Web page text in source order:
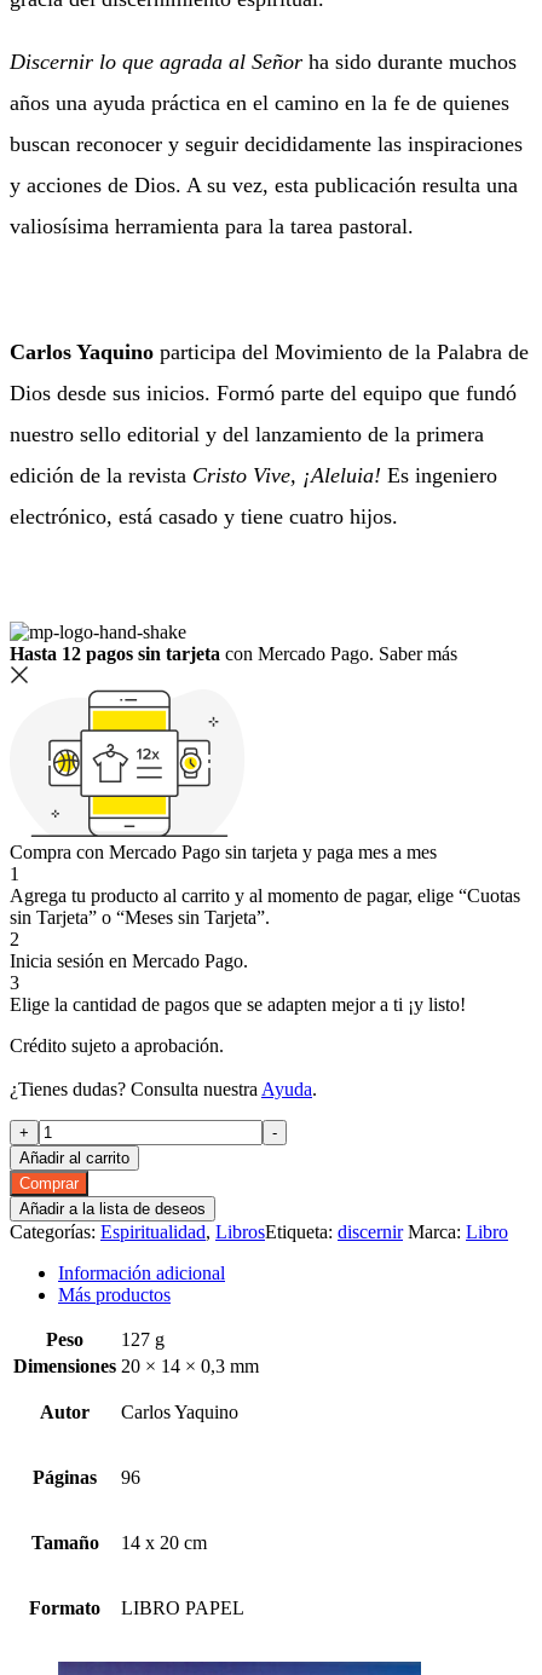
Discernir lo que agrada al Señor ha sido durante muchos
años una ayuda práctica en el camino en la fe de quienes
buscan reconocer y seguir decididamente las inspiraciones
y acciones de Dios. A su vez, esta publicación resulta una
valiosísima herramienta para la tarea pastoral.
Carlos Yaquino participa del Movimiento de la Palabra de
Dios desde sus inicios. Formó parte del equipo que fundó
nuestro sello editorial y del lanzamiento de la primera
edición de la revista Cristo Vive, ¡Aleluia! Es ingeniero
electrónico, está casado y tiene cuatro hijos.
Hasta 12 pagos sin tarjeta con Mercado Pago. Saber más
Compra con Mercado Pago sin tarjeta y paga mes a mes
1
Agrega tu producto al carrito y al momento de pagar, elige “Cuotas
sin Tarjeta” o “Meses sin Tarjeta”.
2
Inicia sesión en Mercado Pago.
3
Elige la cantidad de pagos que se adapten mejor a ti ¡y listo!
Crédito sujeto a aprobación.
¿Tienes dudas? Consulta nuestra Ayuda.
+ Discernir
lo
que
agrada
al
Señor
5ª
Ed.
-
Añadir al carrito
Comprar
Añadir a la lista de deseos
Categorías: Espiritualidad, LibrosEtiqueta: discernir Marca: Libro
Información adicional
Más productos
Peso
127 g
Dimensiones 20 × 14 × 0,3 mm
Autor Carlos Yaquino
Páginas 96
Tamaño 14 x 20 cm
Formato LIBRO PAPEL